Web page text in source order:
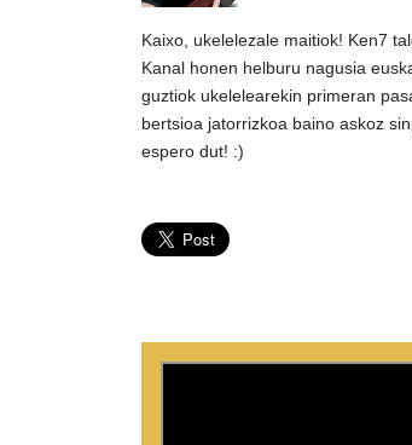
Kaixo, ukelelezale maitiok! Ken7
Kanal honen helburu nagusia
guztiok ukelelearekin primeran
bertsioa jatorrizkoa baino askoz
espero dut! :)